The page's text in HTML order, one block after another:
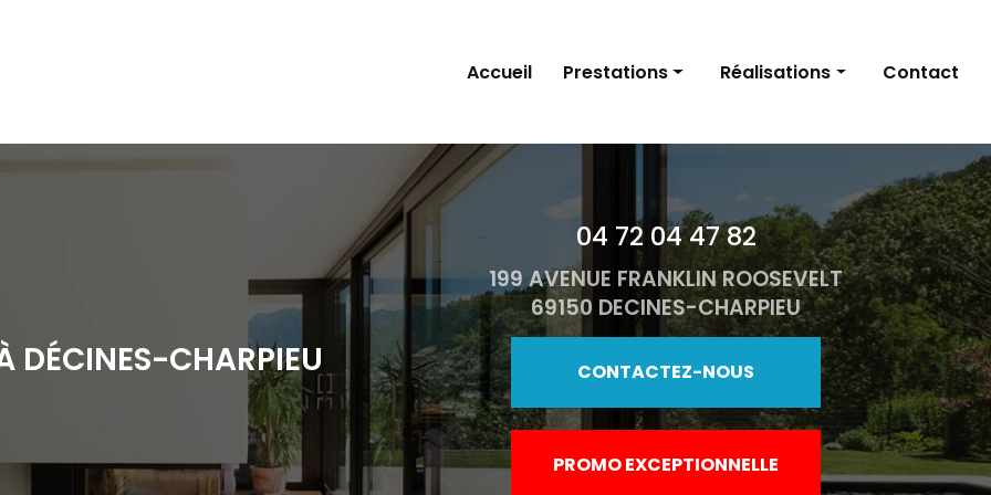
Accueil Prestations
Portes d'entrée
Volets
Stores et pergolas
Porte de garage
Portails
Réalisations
Portes d’entrée
Volets
Stores et pergolas
Porte de garage
Portails
Contact
DÉCINES-CHARPIEU
04 72 04 47 82
199 AVENUE FRANKLIN ROOSEVELT
69150 DECINES-CHARPIEU
CONTACTEZ-NOUS
PROMO EXCEPTIONNELLE